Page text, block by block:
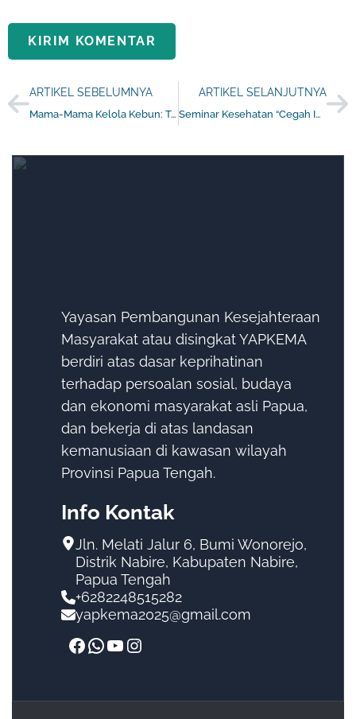
ARTIKEL SEBELUMNYA
Mama-Mama Kelola Kebun: Tradisi Yang Melekat Hidup
ARTIKEL SELANJUTNYA
Seminar Kesehatan “Cegah IMS di Kalangan Muda”, YAPKEMA Papua dan STT Walter Post Perkuat Kolaborasi
Yayasan Pembangunan Kesejahteraan
Masyarakat atau disingkat YAPKEMA
berdiri atas dasar keprihatinan
terhadap persoalan sosial, budaya
dan ekonomi masyarakat asli Papua,
dan bekerja di atas landasan
kemanusiaan di kawasan wilayah
Provinsi Papua Tengah.
Info Kontak
Jln. Melati Jalur 6, Bumi Wonorejo,
Distrik Nabire, Kabupaten Nabire,
Papua Tengah
+6282248515282
yapkema2025@gmail.com